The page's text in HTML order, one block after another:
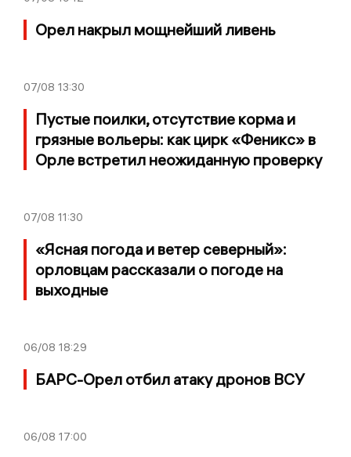
Орел накрыл мощнейший ливень
07/08 13:30
Пустые поилки, отсутствие корма и
грязные вольеры: как цирк «Феникс» в
Орле встретил неожиданную проверку
07/08 11:30
«Ясная погода и ветер северный»:
орловцам рассказали о погоде на
выходные
06/08 18:29
БАРС-Орел отбил атаку дронов ВСУ
06/08 17:00